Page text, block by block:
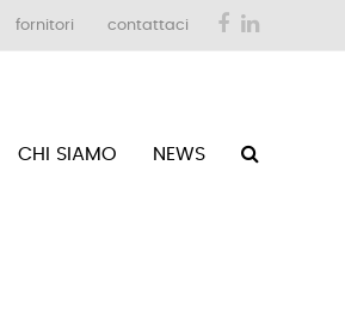
fornitori contattaci Facebook
CHI SIAMO NEWS